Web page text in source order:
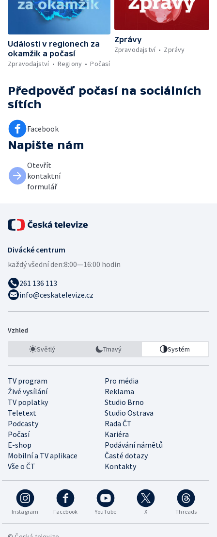
Události v regionech za
okamžik a počasí
Zpravodajství
Regiony Počasí
Zprávy
Zpravodajství
Zprávy
Předpověď počasí na sociálních
sítích
Facebook
Napište nám
Otevřít
kontaktní
formulář
Divácké centrum
každý všední den:8:00—16:00 hodin
261 136 113
info@ceskatelevize.cz
Vzhled
Světlý Tmavý Systém
TV program
Pro média
Živé vysílání
Reklama
TV poplatky
Studio Brno
Teletext
Studio Ostrava
Podcasty
Rada ČT
Počasí
Kariéra
E-shop
Podávání námětů
Mobilní a TV aplikace
Časté dotazy
Vše o ČT
Kontakty
Instagram Facebook YouTube X Threads